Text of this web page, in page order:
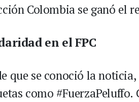
Colombia se ganó el
en el FPC
que se conoció la
como